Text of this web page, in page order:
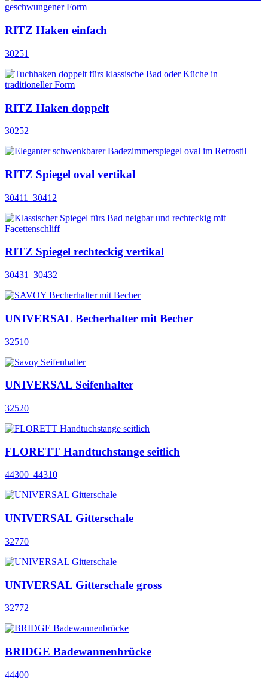
RITZ Haken einfach
30251
RITZ Haken doppelt
30252
RITZ Spiegel oval vertikal
30411_30412
RITZ Spiegel rechteckig vertikal
30431_30432
UNIVERSAL Becherhalter mit Becher
32510
UNIVERSAL Seifenhalter
32520
FLORETT Handtuchstange seitlich
44300_44310
UNIVERSAL Gitterschale
32770
UNIVERSAL Gitterschale gross
32772
BRIDGE Badewannenbrücke
44400